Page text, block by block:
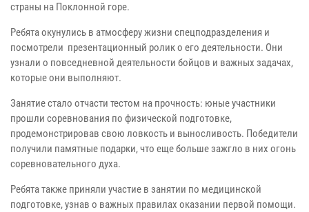
страны на Поклонной горе.
Ребята окунулись в атмосферу жизни спецподразделения и
посмотрели презентационный ролик о его деятельности. Они
узнали о повседневной деятельности бойцов и важных задачах,
которые они выполняют.
Занятие стало отчасти тестом на прочность: юные участники
прошли соревнования по физической подготовке,
продемонстрировав свою ловкость и выносливость. Победители
получили памятные подарки, что еще больше зажгло в них огонь
соревновательного духа.
Ребята также приняли участие в занятии по медицинской
подготовке, узнав о важных правилах оказании первой помощи.